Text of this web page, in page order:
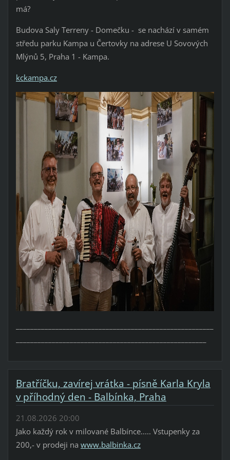
má?
Budova Saly Terreny - Domečku - se nachází v samém
středu parku Kampa u Čertovky na adrese U Sovových
Mlýnů 5, Praha 1 - Kampa.
kckampa.cz
Bratříčku, zavírej vrátka - písně Karla Kryla
v příhodný den - Balbínka, Praha
21.08.2026 20:00
Jako každý rok v milované Balbínce..... Vstupenky za
200,- v prodeji na www.balbinka.cz